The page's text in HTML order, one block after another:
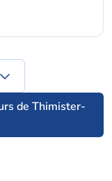
de Thimister-